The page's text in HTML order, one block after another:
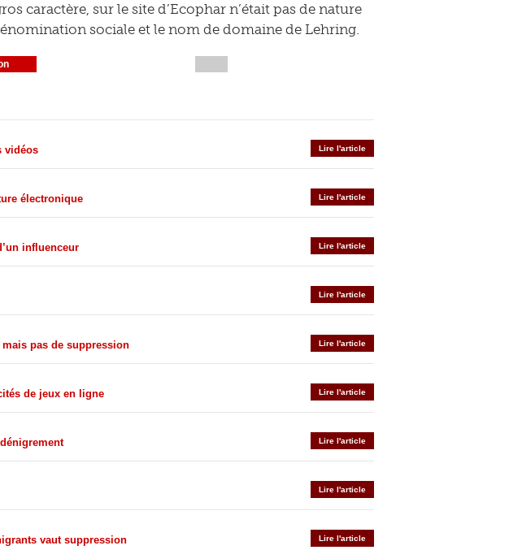
caractère, sur le site d’Ecophar n’était pas de nature
sociale et le nom de domaine de Lehring.
Lire l'article
vidéos
Lire l'article
électronique
Lire l'article
influenceur
Lire l'article
Lire l'article
pas de suppression
Lire l'article
de jeux en ligne
Lire l'article
Lire l'article
Lire l'article
vaut suppression